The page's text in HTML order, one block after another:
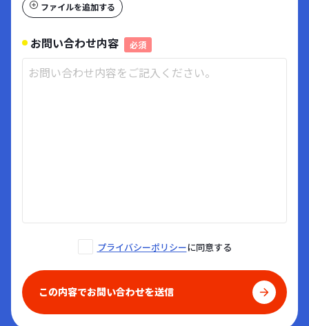
ファイルを追加する
お問い合わせ内容 必須
プライバシーポリシーに同意する
この内容でお問い合わせを送信